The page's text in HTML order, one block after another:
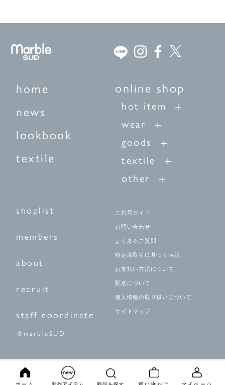
home
news
lookbook
textile
online shop
hot item
wear
goods
textile
other
shoplist
members
about
recruit
staff coordinate
ご利用ガイド
お問い合わせ
よくあるご質問
特定商取引に基づく表記
お支払い方法について
配送について
個人情報の取り扱いについて
サイトマップ
©marbleSUD